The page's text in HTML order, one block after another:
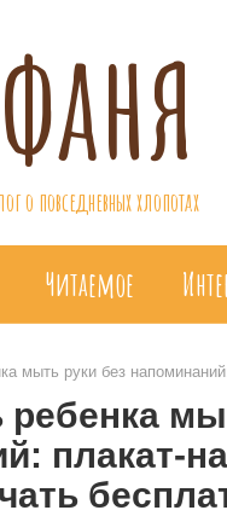
о повседневных хлопотах
Читаемое
мыть руки без
ребенка
плакат-